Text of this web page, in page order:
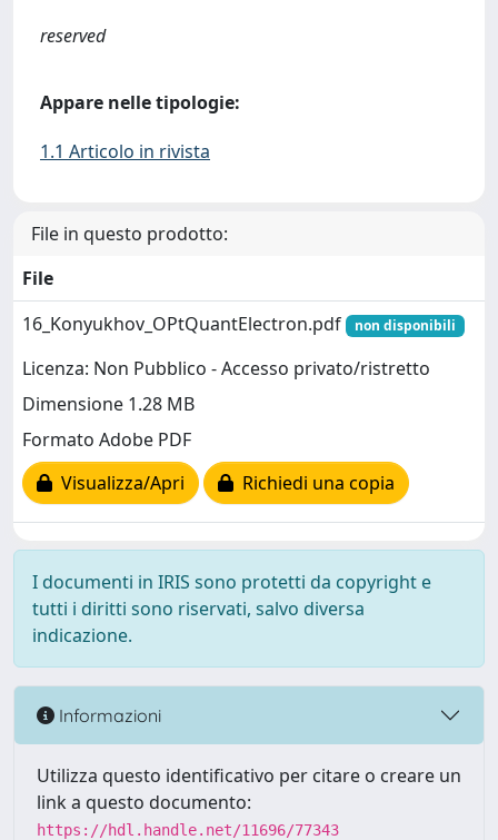
reserved
Appare nelle tipologie:
1.1 Articolo in rivista
File in questo prodotto:
File
16_Konyukhov_OPtQuantElectron.pdf
non disponibili
Licenza: Non Pubblico - Accesso privato/ristretto
Dimensione 1.28 MB
Formato Adobe PDF
Visualizza/Apri
Richiedi una copia
I documenti in IRIS sono protetti da copyright e
tutti i diritti sono riservati, salvo diversa
indicazione.
Informazioni
Utilizza questo identificativo per citare o creare un
link a questo documento:
https://hdl.handle.net/11696/77343